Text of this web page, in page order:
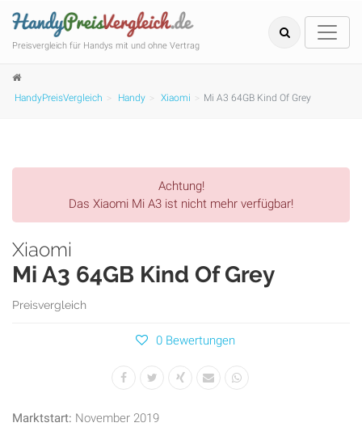
Preisvergleich für Handys mit und ohne Vertrag
HandyPreisVergleich Handy Xiaomi Mi A3 64GB Kind Of Grey
Achtung!
Das Xiaomi Mi A3 ist nicht mehr verfügbar!
Xiaomi
Mi A3 64GB Kind Of Grey
Preisvergleich
0 Bewertungen
Marktstart: November 2019